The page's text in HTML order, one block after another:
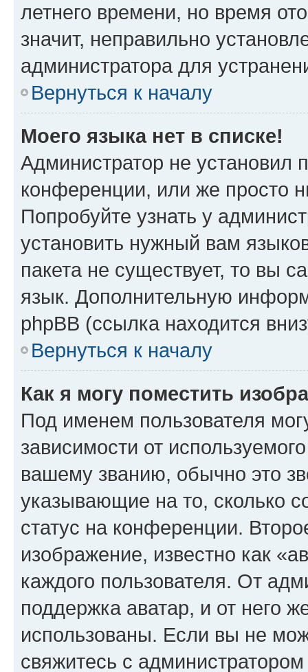
летнего времени, но время
значит, неправильно
администратора для
Вернуться к началу
Моего языка нет в списке!
Администратор не установил
конференции, или же просто
Попробуйте узнать у
установить нужный вам
пакета не существует, то вы
язык. Дополнительную
phpBB (ссылка находится
Вернуться к началу
Как я могу поместить
Под именем пользователя
зависимости от
вашему званию, обычно это
указывающие на то, сколько
статус на конференции.
изображение, известно как
каждого пользователя. От
поддержка аватар, и от него
использованы. Если вы не
свяжитесь с